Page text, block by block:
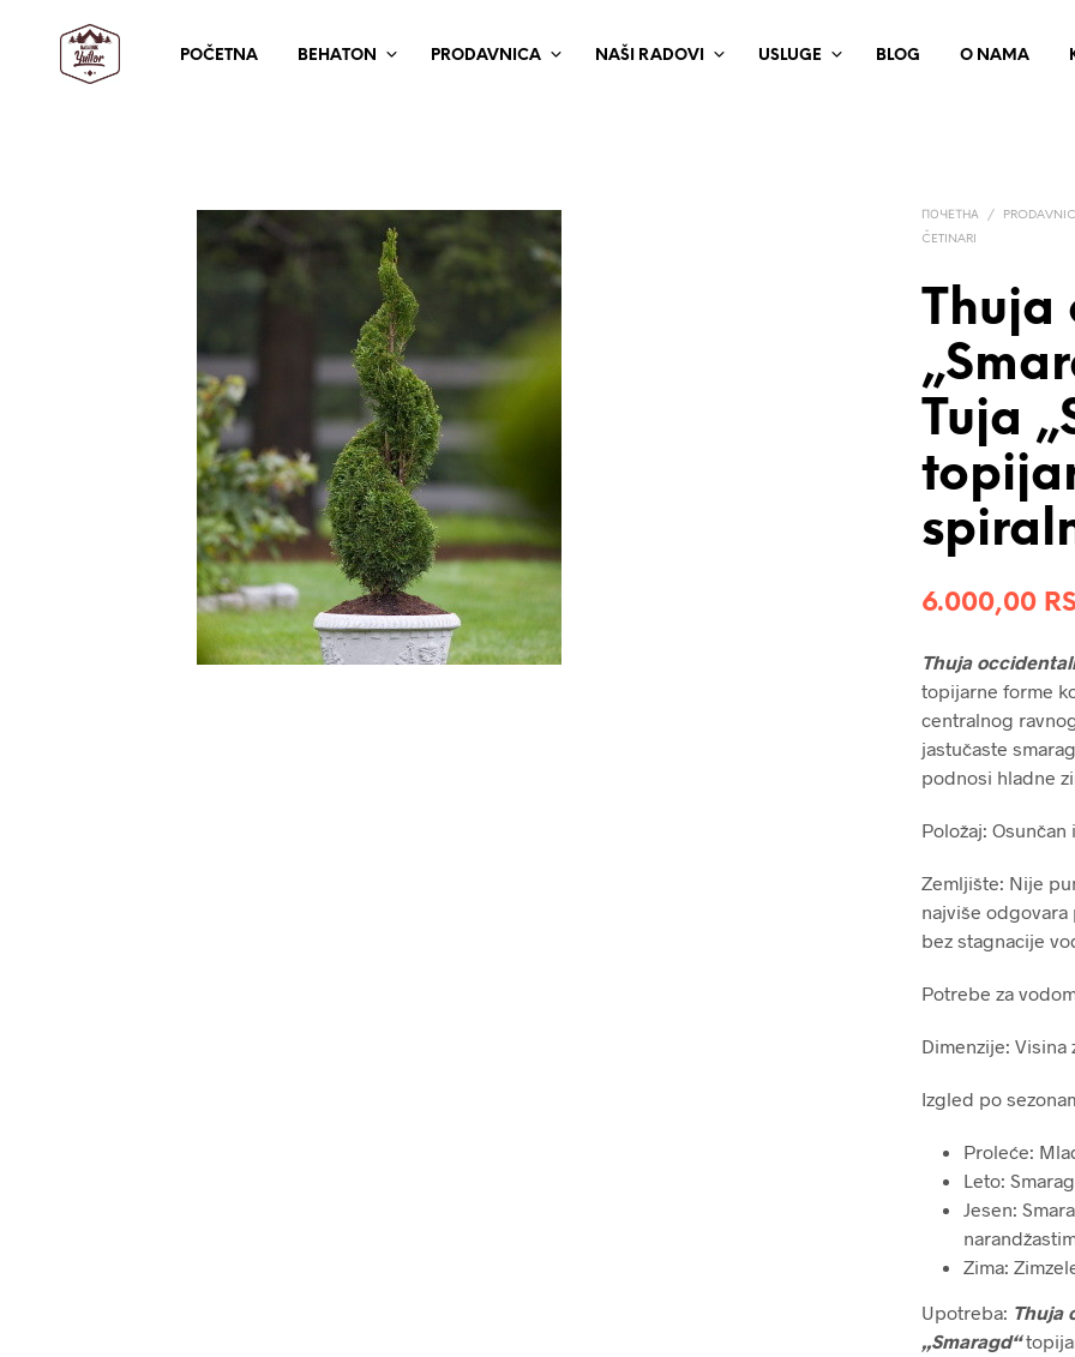
POČETNA BEHATON PRODAVNICA NAŠI RADOVI USLUGE BLOG O NAMA
ПОЧЕТНА /
ČETINARI
Thuja
Tuja
6.000,00
Thuja
topijarne forme
centralnog
jastučaste
podnosi hladne
Položaj:
Zemljište: Nije
najviše
bez stagnacije
Potrebe za
Dimenzije:
Izgled po
Proleće:
Leto:
Jesen:
Zima:
Upotreba: Thuja
„Smaragd“